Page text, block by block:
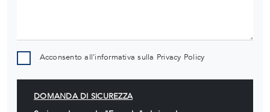
Acconsento all'informativa sulla Privacy Policy
DOMANDA DI SICUREZZA